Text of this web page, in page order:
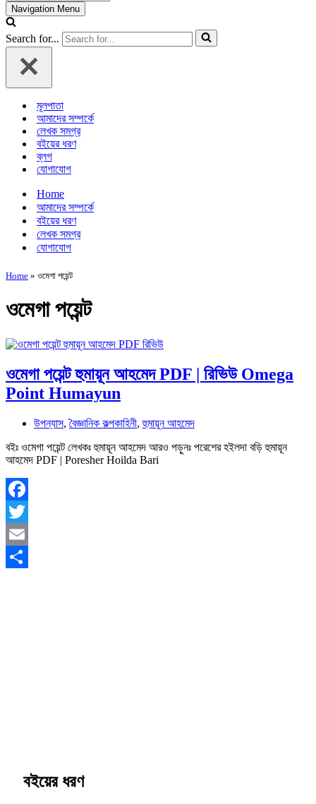
Navigation Menu
Search for...
মূলপাতা
আমাদের সম্পর্কে
লেখক সমগ্র
বইয়ের ধরণ
ব্লগ
যোগাযোগ
Home
আমাদের সম্পর্কে
বইয়ের ধরণ
লেখক সমগ্র
যোগাযোগ
Home » ওমেগা পয়েন্ট
ওমেগা পয়েন্ট
ওমেগা পয়েন্ট হুমায়ূন আহমেদ PDF | রিভিউ Omega
Point Humayun
উপন্যাস,বৈজ্ঞানিক কল্পকাহিনী,হুমায়ূন আহমেদ
বইঃ ওমেগা পয়েন্ট লেখকঃ হুমায়ূন আহমেদ আরও পড়ুনঃ পরেশের হইলদা বড়ি হুমায়ূন
আহমেদ PDF | Poresher Hoilda Bari
Facebook
Twitter
Email
বইয়ের ধরণ